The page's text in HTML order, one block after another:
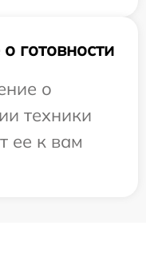
готовности
о
техники
ее к вам